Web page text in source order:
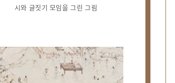
시와 글짓기 모임을 그린 그림